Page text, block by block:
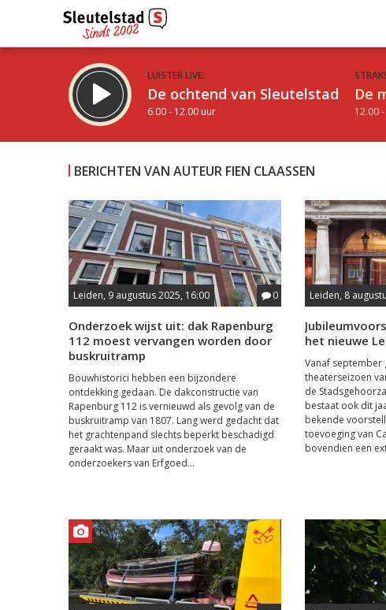
LUISTER LIVE:
De ochtend van Sleutelstad
6.00 - 12.00 uur
De
12.00
Inklappen
BERICHTEN VAN AUTEUR FIEN CLAASSEN
Leiden, 9 augustus 2025, 16:00 0
Onderzoek wijst uit: dak Rapenburg
112 moest vervangen worden door
buskruitramp
Bouwhistorici hebben een bijzondere
ontdekking gedaan. De dakconstructie van
Rapenburg 112 is vernieuwd als gevolg van de
buskruitramp van 1807. Lang werd gedacht dat
het grachtenpand slechts beperkt beschadigd
geraakt was. Maar uit onderzoek van de
onderzoekers van Erfgoed...
Leiden, 8
het nieuwe
Vanaf september
theaterseizoen
de
bestaat ook dit
bekende
toevoeging van
bovendien een